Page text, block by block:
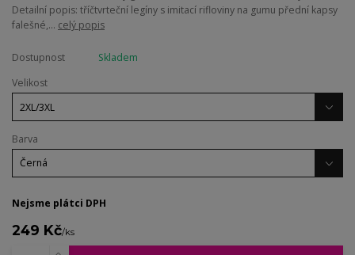
Detailní popis: tříčtvrteční legíny s imitací rifloviny na gumu přední kapsy
falešné,... celý popis
Dostupnost
Skladem
Velikost
Barva
Nejsme plátci DPH
249 Kč/ks